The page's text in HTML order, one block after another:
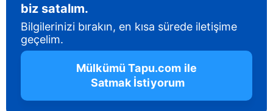
biz satalım.
Bilgilerinizi bırakın, en kısa sürede iletişime
geçelim.
Mülkümü Tapu.com ile
Satmak İstiyorum